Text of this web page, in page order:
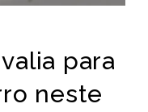
para
neste